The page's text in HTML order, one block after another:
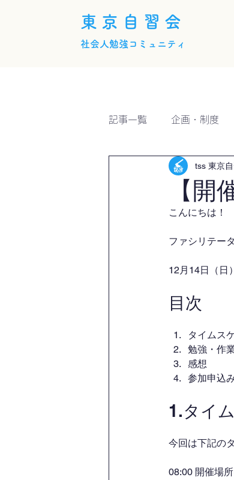
東京自習会
社会人勉強コミュニティ
記事一覧 企画・制度
【開
tss 東京
こんにちは！
ファシリテー
12月14日（日
目次
タイムス
勉強・作
感想
参加申込
1.タイ
今回は下記の
08:00 開催場